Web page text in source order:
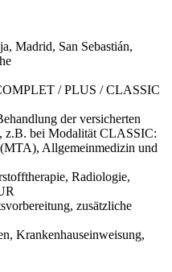
Madrid, San Sebastián,
/ PLUS / CLASSIC
der versicherten
z.B. bei Modalität CLASSIC:
Allgemeinmedizin und
Radiologie,
zusätzliche
Krankenhauseinweisung,